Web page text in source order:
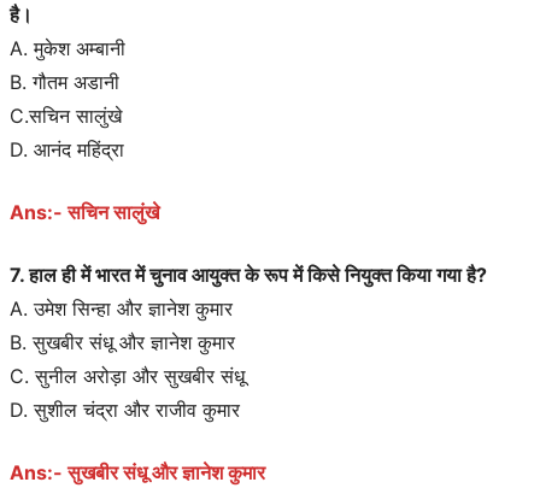
है।
A. मुकेश अम्बानी
B. गौतम अडानी
C.सचिन सालुंखे
D. आनंद महिंद्रा
Ans:- सचिन सालुंखे
7. हाल ही में भारत में चुनाव आयुक्त के रूप में किसे नियुक्त किया गया है?
A. उमेश सिन्हा और ज्ञानेश कुमार
B. सुखबीर संधू और ज्ञानेश कुमार
C. सुनील अरोड़ा और सुखबीर संधू
D. सुशील चंद्रा और राजीव कुमार
Ans:- सुखबीर संधू और ज्ञानेश कुमार